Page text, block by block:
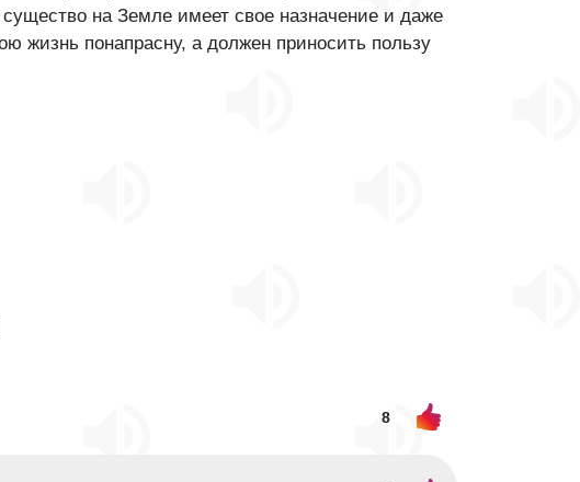
на Земле имеет свое назначение и даже
жизнь понапрасну, а должен приносить пользу
8